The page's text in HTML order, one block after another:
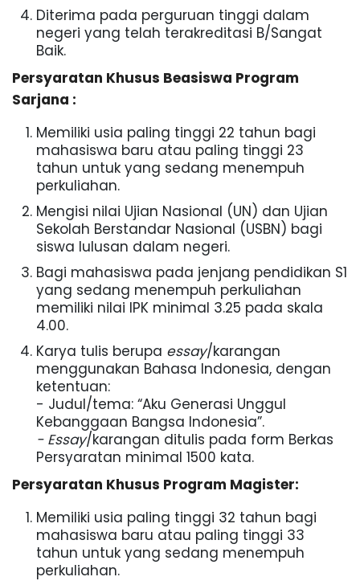
Diterima pada perguruan tinggi dalam
negeri yang telah terakreditasi B/Sangat
Baik.
Persyaratan Khusus Beasiswa Program
Sarjana :
Memiliki usia paling tinggi 22 tahun bagi
mahasiswa baru atau paling tinggi 23
tahun untuk yang sedang menempuh
perkuliahan.
Mengisi nilai Ujian Nasional (UN) dan Ujian
Sekolah Berstandar Nasional (USBN) bagi
siswa lulusan dalam negeri.
Bagi mahasiswa pada jenjang pendidikan S1
yang sedang menempuh perkuliahan
memiliki nilai IPK minimal 3.25 pada skala
4.00.
Karya tulis berupa essay/karangan
menggunakan Bahasa Indonesia, dengan
ketentuan:
- Judul/tema: “Aku Generasi Unggul
Kebanggaan Bangsa Indonesia”.
- Essay/karangan ditulis pada form Berkas
Persyaratan minimal 1500 kata.
Persyaratan Khusus Program Magister:
Memiliki usia paling tinggi 32 tahun bagi
mahasiswa baru atau paling tinggi 33
tahun untuk yang sedang menempuh
perkuliahan.